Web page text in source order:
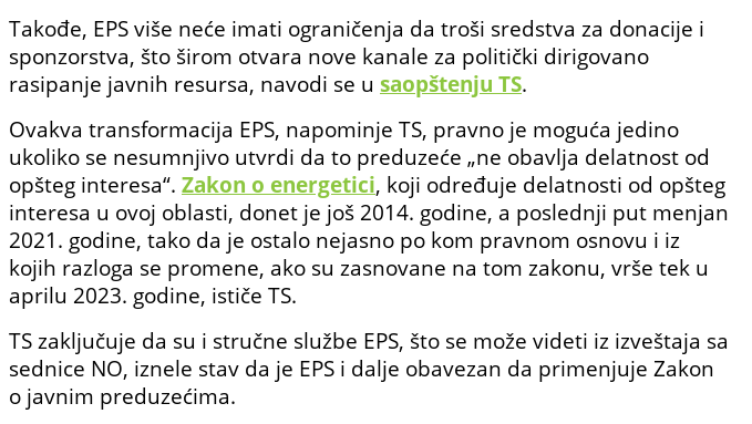
Takođe, EPS više neće imati ograničenja da troši sredstva za donacije i
sponzorstva, što širom otvara nove kanale za politički dirigovano
rasipanje javnih resursa, navodi se u saopštenju TS.
Ovakva transformacija EPS, napominje TS, pravno je moguća jedino
ukoliko se nesumnjivo utvrdi da to preduzeće „ne obavlja delatnost od
opšteg interesa“. Zakon o energetici, koji određuje delatnosti od opšteg
interesa u ovoj oblasti, donet je još 2014. godine, a poslednji put menjan
2021. godine, tako da je ostalo nejasno po kom pravnom osnovu i iz
kojih razloga se promene, ako su zasnovane na tom zakonu, vrše tek u
aprilu 2023. godine, ističe TS.
TS zaključuje da su i stručne službe EPS, što se može videti iz izveštaja sa
sednice NO, iznele stav da je EPS i dalje obavezan da primenjuje Zakon
o javnim preduzećima.